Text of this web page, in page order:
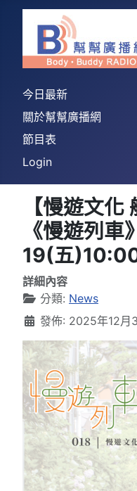
今日最新
關於幫幫廣播網
節目表
Login
【慢遊文化
《慢遊列
19(五
詳細內容
分類: News
發佈: 2025年12月